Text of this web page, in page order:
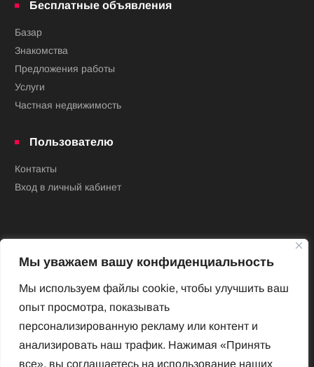
Мы уважаем вашу конфиденциальность
Мы используем файлы cookie, чтобы улучшить ваш
опыт просмотра, показывать
персонализированную рекламу или контент и
анализировать наш трафик. Нажимая «Принять
все», вы соглашаетесь на использование наших
Бесплатные объявления
Базар
Знакомства
Предложения работы
Услуги
Частная недвижимость
Пользователю
Контакты
Вход в личный кабинет
Новый Венский журнал
Архив номеров